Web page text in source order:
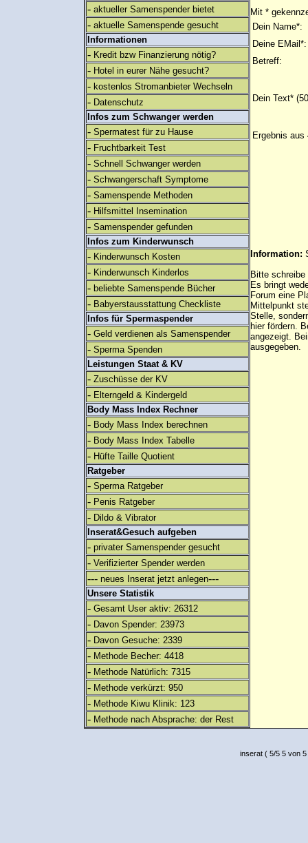
- aktueller Samenspender bietet
- aktuelle Samenspende gesucht
Informationen
- Kredit bzw Finanzierung nötig?
- Hotel in eurer Nähe gesucht?
- kostenlos Stromanbieter Wechseln
- Datenschutz
Infos zum Schwanger werden
- Spermatest für zu Hause
- Fruchtbarkeit Test
- Schnell Schwanger werden
- Schwangerschaft Symptome
- Samenspende Methoden
- Hilfsmittel Insemination
- Samenspender gefunden
Infos zum Kinderwunsch
- Kinderwunsch Kosten
- Kinderwunsch Kinderlos
- beliebte Samenspende Bücher
- Babyerstausstattung Checkliste
Infos für Spermaspender
- Geld verdienen als Samenspender
- Sperma Spenden
Leistungen Staat & KV
- Zuschüsse der KV
- Elterngeld & Kindergeld
Body Mass Index Rechner
- Body Mass Index berechnen
- Body Mass Index Tabelle
- Hüfte Taille Quotient
Ratgeber
- Sperma Ratgeber
- Penis Ratgeber
- Dildo & Vibrator
Inserat&Gesuch aufgeben
- privater Samenspender gesucht
- Verifizierter Spender werden
--- neues Inserat jetzt anlegen---
Unsere Statistik
- Gesamt User aktiv: 26312
- Davon Spender: 23973
- Davon Gesuche: 2339
- Methode Becher: 4418
- Methode Natürlich: 7315
- Methode verkürzt: 950
- Methode Kiwu Klinik: 123
- Methode nach Absprache: der Rest
Mit *
Dein Name*:
Deine EMail*:
Betreff:
Dein Text*
Ergebnis aus
Information:
Bitte
Es bringt
Forum eine
Mittelpunkt
Stelle,
hier fördern.
angezeigt.
ausgegeben.
inserat( 5/5 5 von 5